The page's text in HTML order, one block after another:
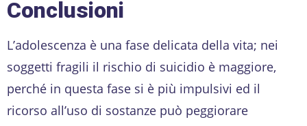
Conclusioni
L’adolescenza è una fase delicata della vita; nei
soggetti fragili il rischio di suicidio è maggiore,
perché in questa fase si è più impulsivi ed il
ricorso all’uso di sostanze può peggiorare